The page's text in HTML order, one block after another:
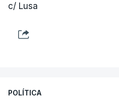
c/ Lusa
POLÍTICA